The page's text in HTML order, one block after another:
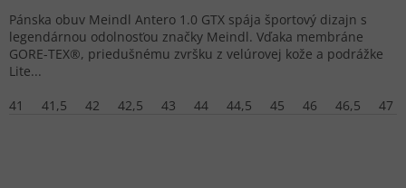
Pánska obuv Meindl Antero 1.0 GTX spája športový dizajn s
legendárnou odolnosťou značky Meindl. Vďaka membráne
GORE-TEX®, priedušnému zvršku z velúrovej kože a podrážke
Lite...
41
41,5 42 42,5 43 44 44,5 45 46 46,5 47